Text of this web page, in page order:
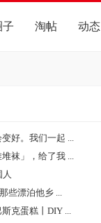
子 淘帖 动态
好。我们一起 ...
袜」，给了我 ...
人
些漂泊他乡 ...
克蛋糕丨DIY ...